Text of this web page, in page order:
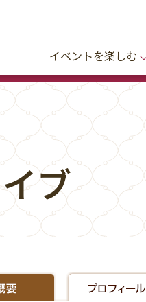
イベントを楽しむ
ブ